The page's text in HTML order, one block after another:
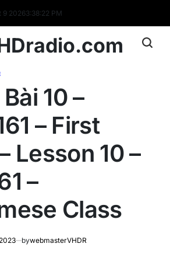
9 20263:38:23 PM
10 –
– First
Lesson 10 –
–
Class
bywebmasterVHDR